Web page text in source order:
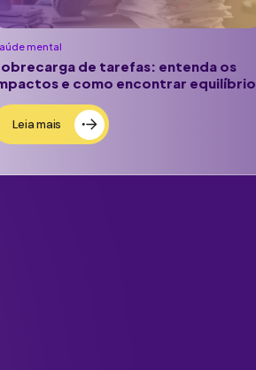
mental
de tarefas: entenda os
e como encontrar equilíbrio
Leia mais